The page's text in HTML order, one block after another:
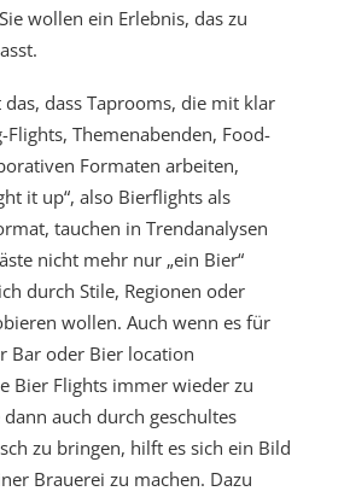
wollen ein Erlebnis, das zu
dass Taprooms, die mit klar
Themenabenden, Food-
Formaten arbeiten,
it up“, also Bierflights als
tauchen in Trendanalysen
nicht mehr nur „ein Bier“
durch Stile, Regionen oder
wollen. Auch wenn es für
Bar oder Bier location
Bier Flights immer wieder zu
auch durch geschultes
zu bringen, hilft es sich ein Bild
Brauerei zu machen. Dazu